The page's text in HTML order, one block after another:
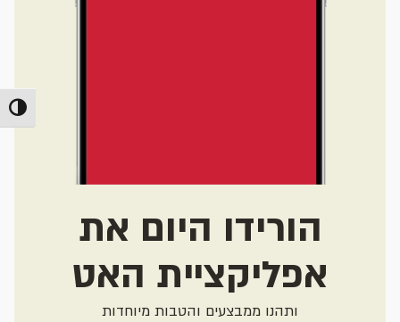
מתג
הורידו היום את
אפליקציית האט
ותהנו ממבצעים והטבות מיוחדות